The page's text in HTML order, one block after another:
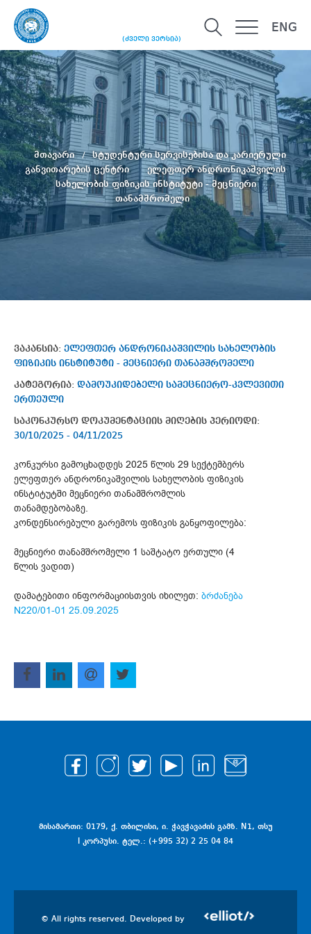
(ძველი ვერსია)
ENG
მთავარი
სტუდენტური სერვისებისა და კარიერული
განვითარების ცენტრი
ელეფთერ ანდრონიკაშვილის
სახელობის ფიზიკის ინსტიტუტი - მეცნიერი
თანამშრომელი
ვაკანსია: ელეფთერ ანდრონიკაშვილის სახელობის
ფიზიკის ინსტიტუტი - მეცნიერი თანამშრომელი
კატეგორია: დამოუკიდებელი სამეცნიერო-კვლევითი
ერთეული
საკონკურსო დოკუმენტაციის მიღების პერიოდი:
30/10/2025 - 04/11/2025
კონკურსი გამოცხადდეს 2025 წლის 29 სექტემბერს
ელეფთერ ანდრონიკაშვილის სახელობის ფიზიკის
ინსტიტუტში მეცნიერი თანამშრომლის
თანამდებობაზე.
კონდენსირებული გარემოს ფიზიკის განყოფილება:
მეცნიერი თანამშრომელი 1 საშტატო ერთული (4
წლის ვადით)
დამატებითი ინფორმაციისთვის იხილეთ: ბრძანება
N220/01-01 25.09.2025
მისამართი: 0179, ქ. თბილისი, ი. ჭავჭავაძის გამზ. N1, თსუ
I კორპუსი. ტელ.: (+995 32) 2 25 04 84
© All rights reserved. Developed by